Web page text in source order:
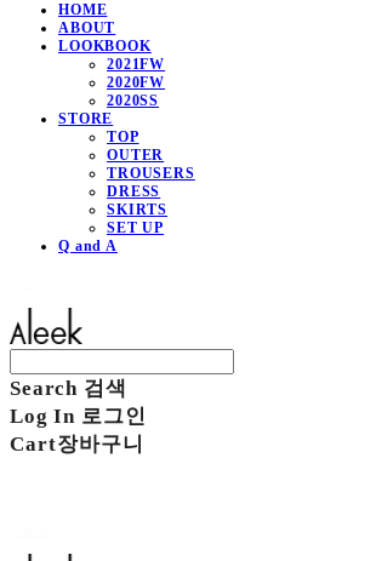
HOME
ABOUT
LOOKBOOK
2021FW
2020FW
2020SS
STORE
TOP
OUTER
TROUSERS
DRESS
SKIRTS
SET UP
Q and A
Search 검색
Log In 로그인
Cart장바구니